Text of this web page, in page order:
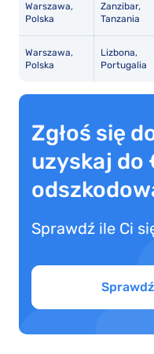
Warszawa,
Polska
Zanzibar,
Tanzania
Warszawa,
Polska
Lizbona,
Portugalia
Zgłoś się
uzyskaj do
Sprawdź ile Ci